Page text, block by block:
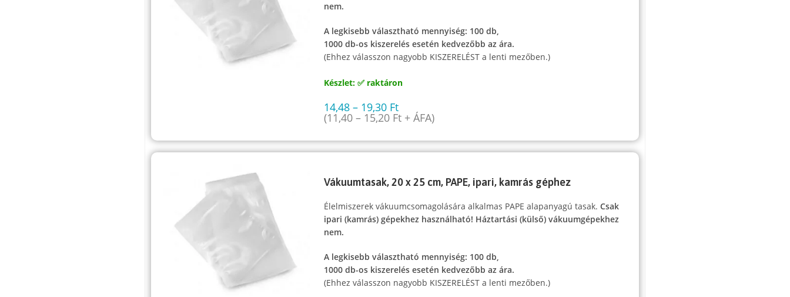
nem.
A legkisebb választható mennyiség: 100 db,
1000 db-os kiszerelés esetén kedvezőbb az ára.
(Ehhez válasszon nagyobb KISZERELÉST a lenti mezőben.)
Készlet: ✅ raktáron
14,48– 19,30 Ft
(11,40– 15,20 Ft + ÁFA)
Vákuumtasak, 20 x 25 cm, PAPE, ipari, kamrás géphez
Élelmiszerek vákuumcsomagolására alkalmas PAPE alapanyagú tasak.Csak
ipari (kamrás) gépekhez használható! Háztartási (külső) vákuumgépekhez
nem.
A legkisebb választható mennyiség: 100 db,
1000 db-os kiszerelés esetén kedvezőbb az ára.
(Ehhez válasszon nagyobb KISZERELÉST a lenti mezőben.)